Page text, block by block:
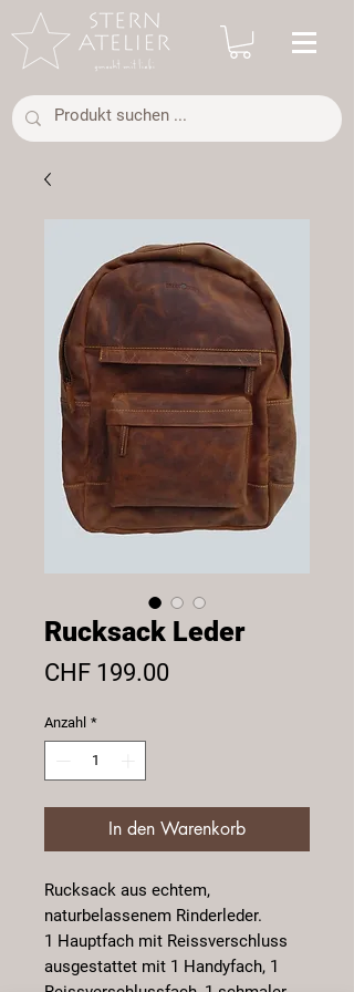
Rucksack Leder
CHF 199.00
Anzahl *
In den Warenkorb
Rucksack aus echtem,
naturbelassenem Rinderleder.
1 Hauptfach mit Reissverschluss
ausgestattet mit 1 Handyfach, 1